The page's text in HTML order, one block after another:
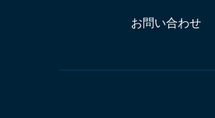
お問い合わせ